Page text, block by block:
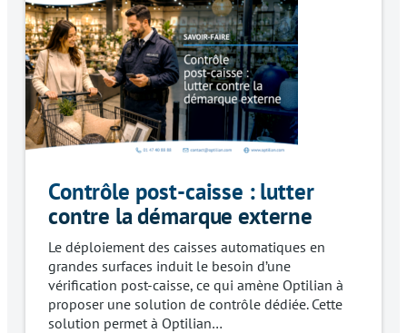
Contrôle post-caisse : lutter
contre la démarque externe
Le déploiement des caisses automatiques en
grandes surfaces induit le besoin d’une
vérification post-caisse, ce qui amène Optilian à
proposer une solution de contrôle dédiée. Cette
solution permet à Optilian…